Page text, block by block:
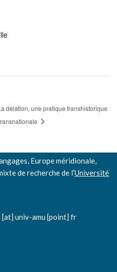
délation, une pratique transhistorique
Europe méridionale,
de recherche de l’Université
univ-amu [point] fr